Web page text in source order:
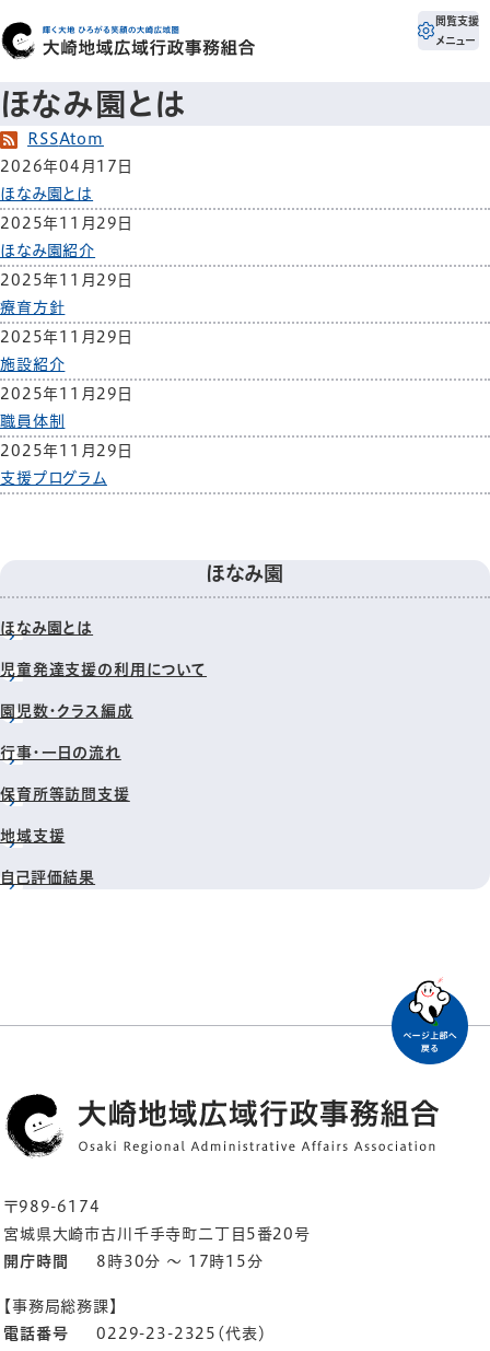
閲覧支援
メニュー
ほなみ園とは
RSSAtom
2026年04月17日
ほなみ園とは
2025年11月29日
ほなみ園紹介
2025年11月29日
療育方針
2025年11月29日
施設紹介
2025年11月29日
職員体制
2025年11月29日
支援プログラム
ほなみ園
ほなみ園とは
児童発達支援の利用について
園児数・クラス編成
行事・一日の流れ
保育所等訪問支援
地域支援
自己評価結果
〒989-6174
宮城県大崎市古川千手寺町二丁目5番20号
開庁時間
8時30分 ～ 17時15分
【事務局総務課】
電話番号
0229-23-2325（代表）